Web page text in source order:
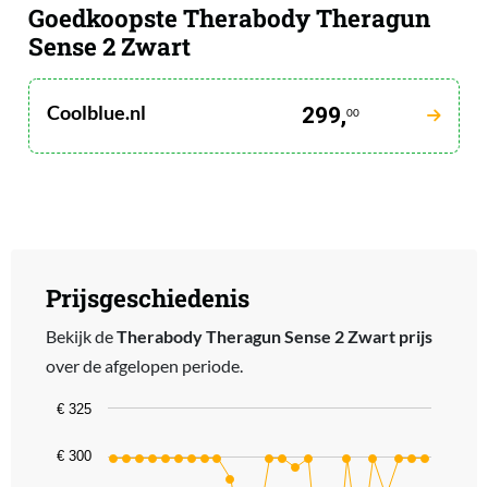
Goedkoopste Therabody Theragun
Sense 2 Zwart
Coolblue.nl 299,00
Prijsgeschiedenis
Bekijk deTherabody Theragun Sense 2 Zwart prijs
over de afgelopen periode.
Chart
Line chart with 25 data points.
The chart has 1 X axis displaying categories.
€ 300
€ 325